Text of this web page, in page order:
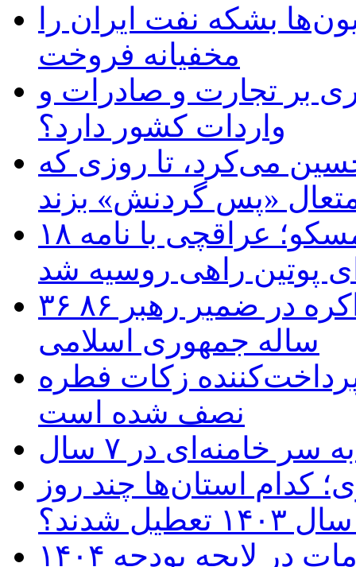
بشکه نفت ایران را
مخفیانه فروخت
بر تجارت و صادرات و
واردات کشور دارد؟
می‌کرد، تا روزی که
«پس گردنش» بزند
۱۸ سال دیدار و نامه‌نگاری تهران و مسکو؛ عراقچی با نامه
پوتین راهی روسیه شد
۳۶ سال وحشت از آمریکایی‌ها و مذاکره در ضمیر رهبر ۸۶
ساله جمهوری اسلامی
پرداخت‌کننده زکات فطره
نصف شده است
خامنه‌‌ای در ۷ سال
کدام استان‌ها چند روز
تعطیل شدند؟
لایحه بودجه ۱۴۰۴